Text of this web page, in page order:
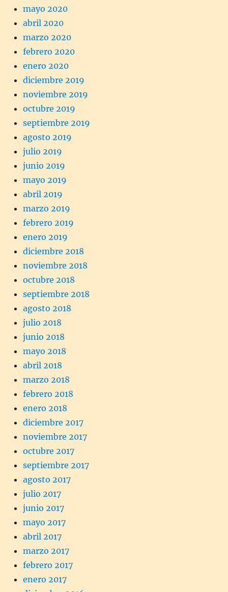
mayo 2020
abril 2020
marzo 2020
febrero 2020
enero 2020
diciembre 2019
noviembre 2019
octubre 2019
septiembre 2019
agosto 2019
julio 2019
junio 2019
mayo 2019
abril 2019
marzo 2019
febrero 2019
enero 2019
diciembre 2018
noviembre 2018
octubre 2018
septiembre 2018
agosto 2018
julio 2018
junio 2018
mayo 2018
abril 2018
marzo 2018
febrero 2018
enero 2018
diciembre 2017
noviembre 2017
octubre 2017
septiembre 2017
agosto 2017
julio 2017
junio 2017
mayo 2017
abril 2017
marzo 2017
febrero 2017
enero 2017